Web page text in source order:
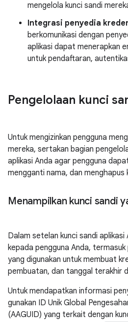
mengelola kunci sandi
Integrasi penyedia
berkomunikasi dengan
aplikasi dapat menerapkan
untuk pendaftaran,
Pengelolaan kunci
Untuk mengizinkan pengguna
mereka, sertakan bagian
aplikasi Anda agar pengguna
mengganti nama, dan menghapus
Menampilkan kunci sandi
Dalam setelan kunci sandi
kepada pengguna Anda,
yang digunakan untuk membuat
pembuatan, dan tanggal terakhir
Untuk mendapatkan informasi
gunakan ID Unik Global
(AAGUID) yang terkait dengan